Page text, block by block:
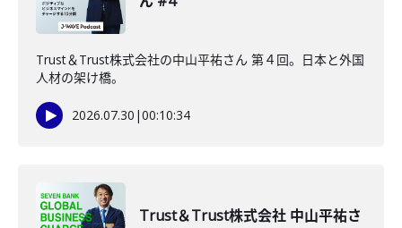
Trust＆Trust株式会社の中山平祐さん 第４回。日本と外国
人材の架け橋。
2026.07.30 |00:10:34
Trust＆Trust株式会社 中山平祐さ